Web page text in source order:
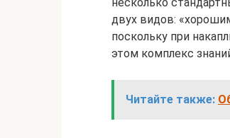
двух видов:
поскольку при
этом комплекс
Читайте также: